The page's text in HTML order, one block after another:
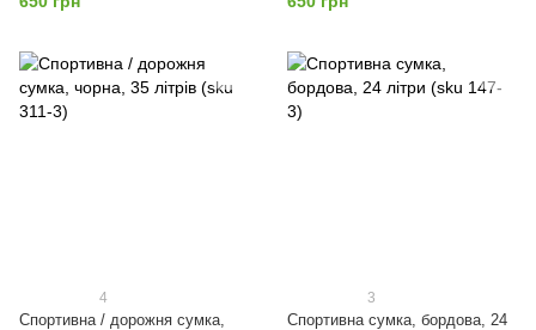
4
Спортивна / дорожня сумка,
3
Спортивна сумка, бордова, 24